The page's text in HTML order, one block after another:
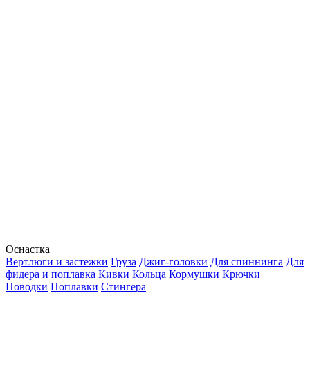
Оснастка
Вертлюги и застежки Груза Джиг-головки Для спиннинга Для
фидера и поплавка Кивки Кольца Кормушки Крючки
Поводки Поплавки Стингера